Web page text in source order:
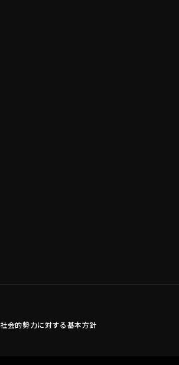
会的勢力に対する基本方針